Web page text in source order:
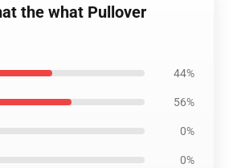
the what Pullover
44%
56%
0%
0%